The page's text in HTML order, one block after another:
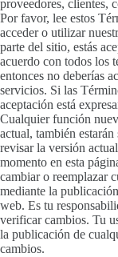
proveedores, clientes,
Por favor, lee estos
acceder o utilizar
parte del sitio, estás
acuerdo con todos los
entonces no deberías
servicios. Si las
aceptación está
Cualquier función
actual, también
revisar la versión
momento en esta
cambiar o reemplazar
mediante la
web. Es tu
verificar cambios. Tu
la publicación de
cambios.